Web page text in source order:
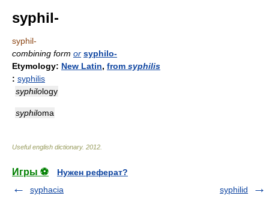
syphil-
syphil-
combining form or syphilo-
Etymology: New Latin, from syphilis
: syphilis
syphilology
syphiloma
Useful english dictionary. 2012
Игры ⚽
Нужен реферат?
syphacia
syphilid